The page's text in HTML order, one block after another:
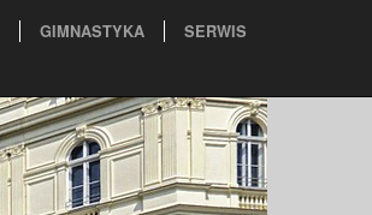
GIMNASTYKA
SERWIS